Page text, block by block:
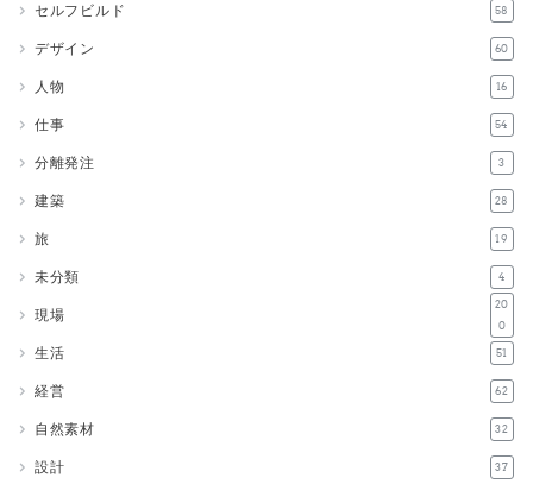
セルフビルド 58
デザイン 60
人物 16
仕事 54
分離発注 3
建築 28
旅 19
未分類 4
現場
20
0
生活 51
経営 62
自然素材 32
設計 37